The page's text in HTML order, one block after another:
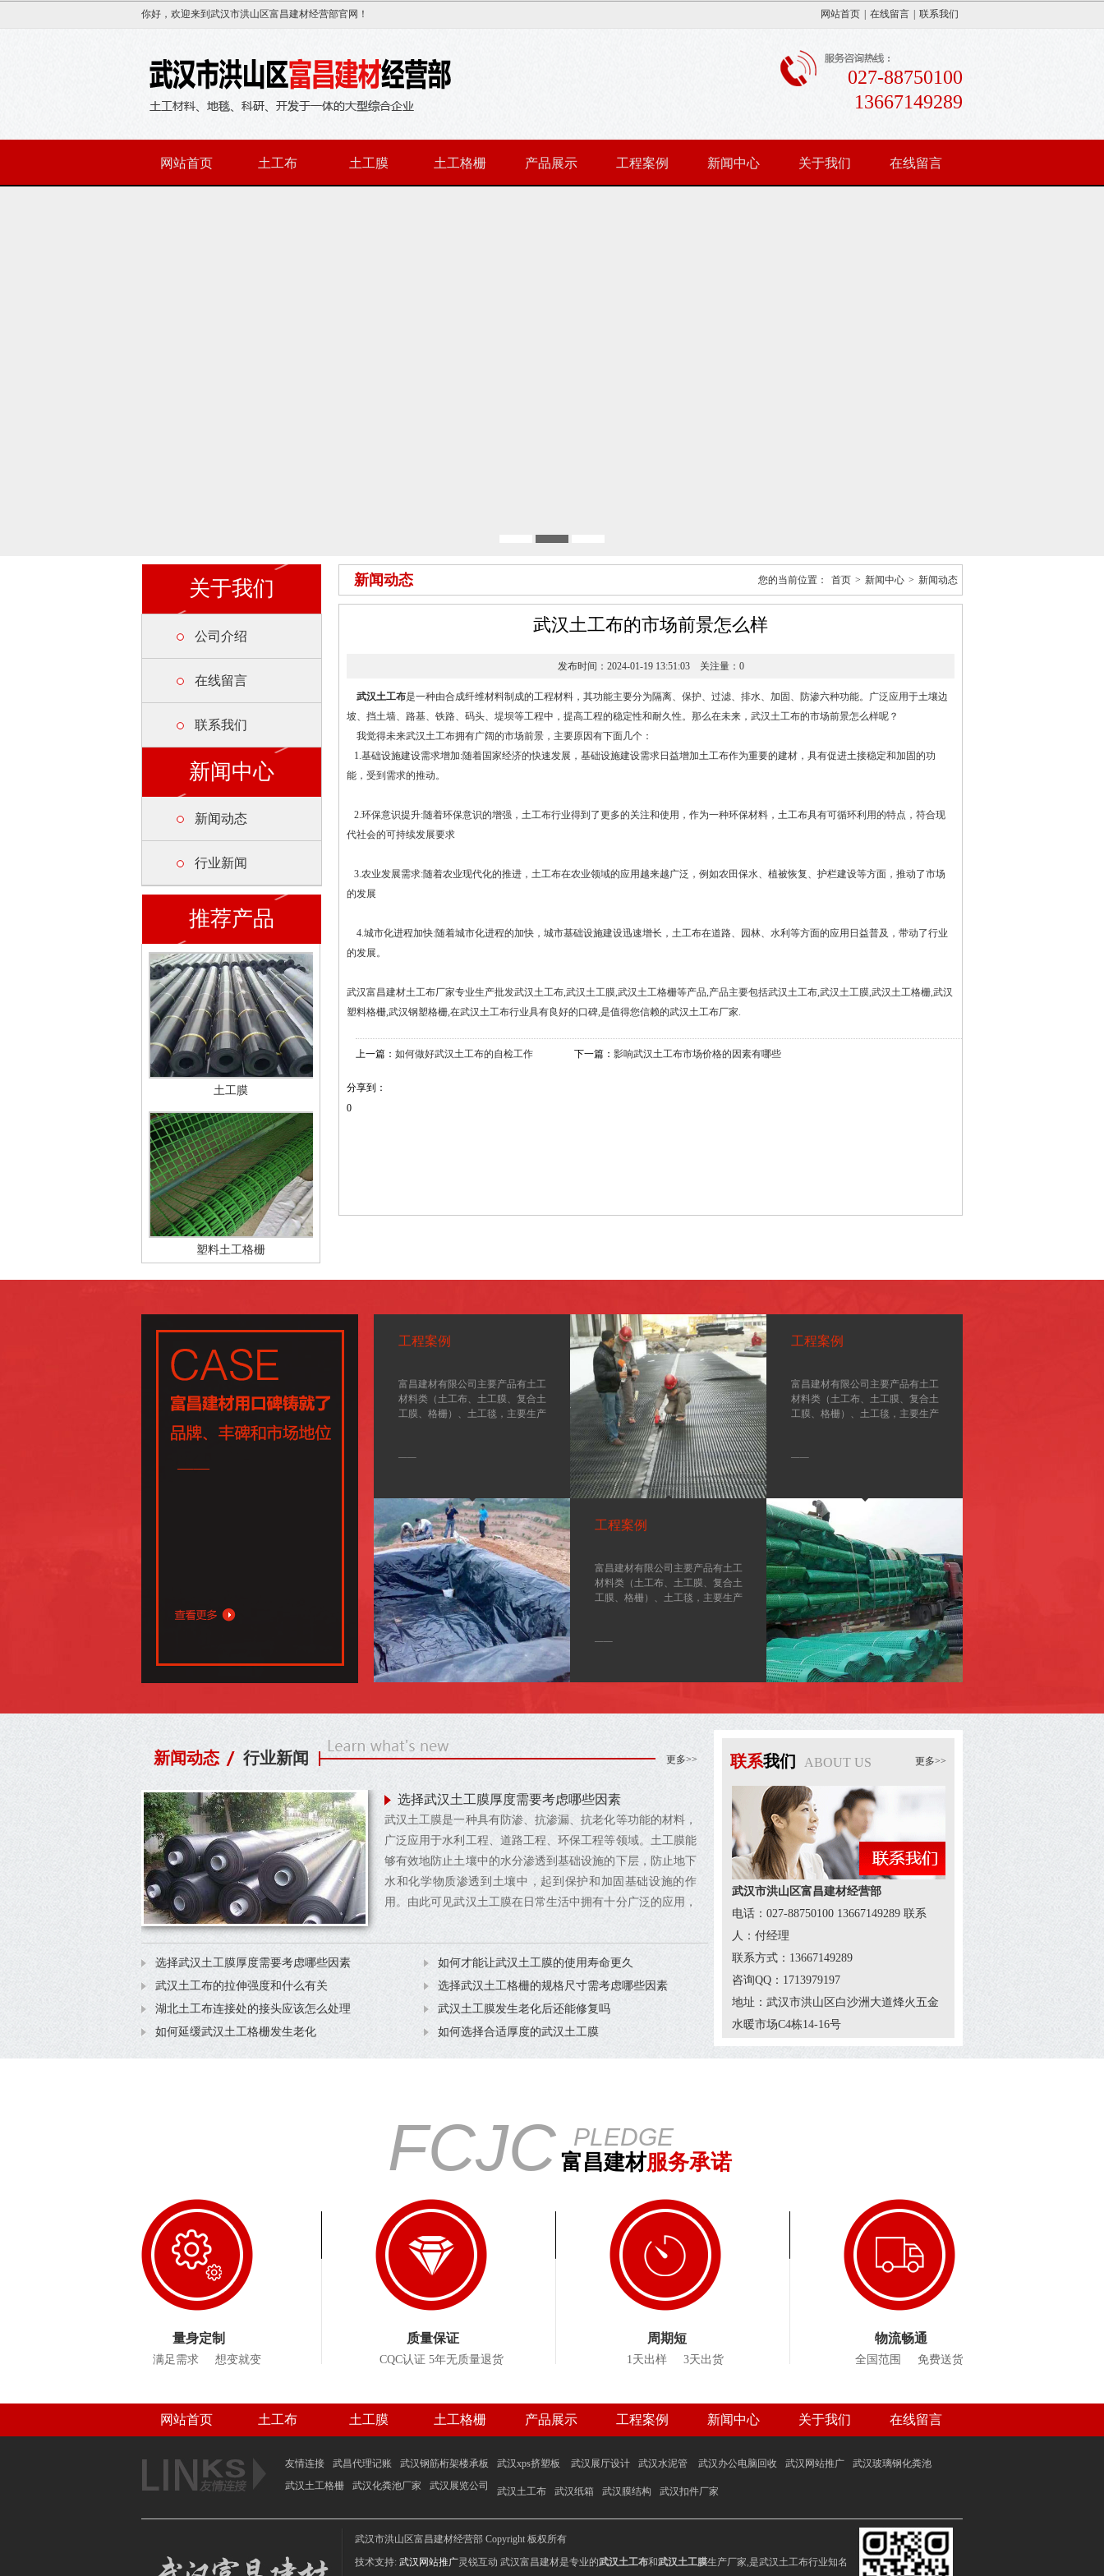
你好，欢迎来到武汉市洪山区富昌建材经营部官网！ 网站首页 在线留言 联系我们
027-88750100
13667149289
网站首页 土工布 土工膜 土工格栅 产品展示 工程案例 新闻中心 关于我们 在线留言
关于我们
公司介绍
在线留言
联系我们
新闻中心
新闻动态
行业新闻
推荐产品
土工膜
塑料土工格栅
新闻动态 您的当前位置： 首页 > 新闻中心 > 新闻动态
武汉土工布的市场前景怎么样
发布时间：2024-01-19 13:51:03 关注量：0
武汉土工布是一种由合成纤维材料制成的工程材料，其功能主要分为隔离、保护、过滤、排水、加固、防渗六种功能。广泛应用于土壤边
坡、挡土墙、路基、铁路、码头、堤坝等工程中，提高工程的稳定性和耐久性。那么在未来，武汉土工布的市场前景怎么样呢？
我觉得未来武汉土工布拥有广阔的市场前景，主要原因有下面几个：
1.基础设施建设需求增加:随着国家经济的快速发展，基础设施建设需求日益增加土工布作为重要的建材，具有促进土接稳定和加固的功
能，受到需求的推动。
2.环保意识提升:随着环保意识的增强，土工布行业得到了更多的关注和使用，作为一种环保材料，土工布具有可循环利用的特点，符合现
代社会的可持续发展要求
3.农业发展需求:随着农业现代化的推进，土工布在农业领域的应用越来越广泛，例如农田保水、植被恢复、护栏建设等方面，推动了市场
的发展
4.城市化进程加快:随着城市化进程的加快，城市基础设施建设迅速增长，土工布在道路、园林、水利等方面的应用日益普及，带动了行业
的发展。
武汉富昌建材土工布厂家专业生产批发武汉土工布,武汉土工膜,武汉土工格栅等产品,产品主要包括武汉土工布,武汉土工膜,武汉土工格栅,武汉
塑料格栅,武汉钢塑格栅,在武汉土工布行业具有良好的口碑,是值得您信赖的武汉土工布厂家.
上一篇： 如何做好武汉土工布的自检工作 下一篇： 影响武汉土工布市场价格的因素有哪些
分享到：
0
工程案例
富昌建材有限公司主要产品有土工
材料类（土工布、土工膜、复合土
工膜、格栅）、土工毯，主要生产
一体的大型综合企业。我公司生产
和严格的质量管理体系。公司2004
年已通过ISO9001-2000标准认证。
目前土工材料已广泛应用于交通、
水利、环保、建筑等各个领域，在
国家各重点工程中发挥着重...
——
工程案例
富昌建材有限公司主要产品有土工
材料类（土工布、土工膜、复合土
工膜、格栅）、土工毯，主要生产
一体的大型综合企业。我公司生产
目前土工材料已广泛应用于交通、
水利、环保、建筑等各个领域，在
——
工程案例
富昌建材有限公司主要产品有土工
材料类（土工布、土工膜、复合土
工膜、格栅）、土工毯，主要生产
一体的大型综合企业。我公司生产
和严格的质量管理体系。公司2004
年已通过ISO9001-2000标准认证。
目前土工材料已广泛应用于交通、
水利、环保、建筑等各个领域，在
国家各重点工程中发挥着重...
——
新闻动态 行业新闻 更多>>
选择武汉土工膜厚度需要考虑哪些因素
武汉土工膜是一种具有防渗、抗渗漏、抗老化等功能的材料，
广泛应用于水利工程、道路工程、环保工程等领域。土工膜能
够有效地防止土壤中的水分渗透到基础设施的下层，防止地下
水和化学物质渗透到土壤中，起到保护和加固基础设施的作
用。由此可见武汉土工膜在日常生活中拥有十分广泛的应用，
厚度需要考虑哪些因素？ 一、项目要求是选择土工膜厚度的
第一考虑因...
选择武汉土工膜厚度需要考虑哪些因素
如何才能让武汉土工膜的使用寿命更久
武汉土工布的拉伸强度和什么有关
选择武汉土工格栅的规格尺寸需考虑哪些因素
湖北土工布连接处的接头应该怎么处理
武汉土工膜发生老化后还能修复吗
如何延缓武汉土工格栅发生老化
如何选择合适厚度的武汉土工膜
联系我们 ABOUT US 更多>>
武汉市洪山区富昌建材经营部
电话：027-88750100 13667149289 联系
人：付经理
联系方式：13667149289
咨询QQ：1713979197
地址：武汉市洪山区白沙洲大道烽火五金
水暖市场C4栋14-16号
PLEDGE
富昌建材服务承诺
FCJC
量身定制
满足需求 想变就变
质量保证
CQC认证 5年无质量退货
周期短
1天出样 3天出货
物流畅通
全国范围 免费送货
网站首页 土工布 土工膜 土工格栅 产品展示 工程案例 新闻中心 关于我们 在线留言
友情连接 武昌代理记账 武汉钢筋桁架楼承板 武汉xps挤塑板 武汉展厅设计 武汉水泥管 武汉办公电脑回收 武汉网站推广
武汉玻璃钢化粪池
武汉土工格栅
武汉化粪池厂家 武汉展览公司 武汉土工布 武汉纸箱 武汉膜结构 武汉扣件厂家
武汉市洪山区富昌建材经营部 Copyright 板权所有
技术支持: 武汉网站推广灵锐互动 武汉富昌建材是专业的武汉土工布和武汉土工膜生产厂家,是武汉土工布行业知名